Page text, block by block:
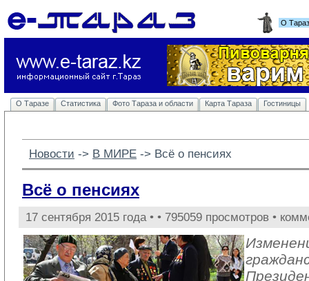
О
О Таразе Статистика Фото Тараза и области Карта Тараза Гостиницы
Новости -> В МИРЕ -> Всё о пенсиях
Всё о пенсиях
17 сентября 2015 года • • 795059 просмотров •